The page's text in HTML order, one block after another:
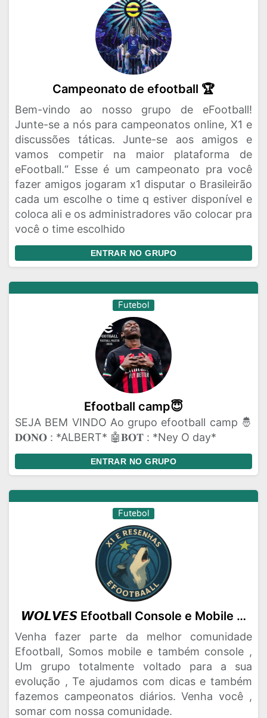
Campeonato de efootball 🏆
Bem-vindo ao nosso grupo de eFootball!
Junte-se a nós para campeonatos online, X1 e
discussões táticas. Junte-se aos amigos e
vamos competir na maior plataforma de
eFootball.“ Esse é um campeonato pra você
fazer amigos jogaram x1 disputar o Brasileirão
cada um escolhe o time q estiver disponível e
coloca ali e os administradores vão colocar pra
você o time escolhido
ENTRAR NO GRUPO
Futebol
Efootball camp😇
SEJA BEM VINDO Ao grupo efootball camp 🤴
𝐃𝐎𝐍𝐎 : *ALBERT* 🤖𝐁𝐎𝐓 : *Ney O day*
ENTRAR NO GRUPO
Futebol
𝙒𝙊𝙇𝙑𝙀𝙎 Efootball Console e Mobile 🎮📱🐺
Venha fazer parte da melhor comunidade
Efootball, Somos mobile e também console ,
Um grupo totalmente voltado para a sua
evolução , Te ajudamos com dicas e também
fazemos campeonatos diários. Venha você ,
somar com nossa comunidade.